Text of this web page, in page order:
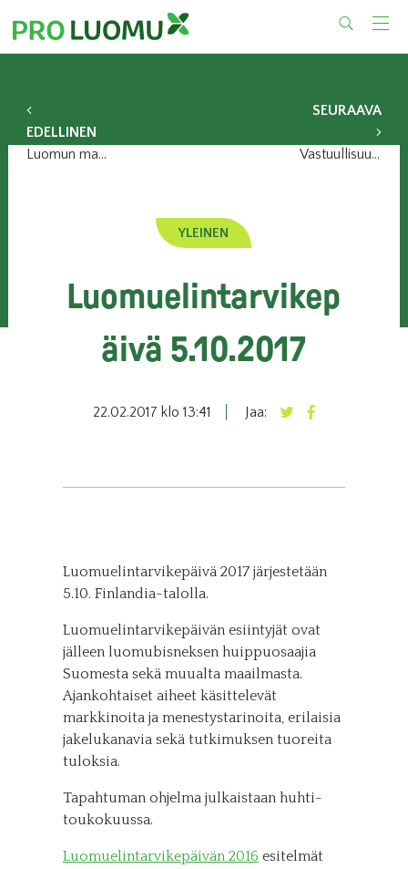
content
EDELLINEN
Luomun maailmanmarkkinat kovassa kasvussa
SEURAAVA
Vastuullisuus vetää luomua ammattikeittiöihin
YLEINEN
Luomuelintarvikep
äivä 5.10.2017
22.02.2017 klo 13:41 Jaa:
Luomuelintarvikepäivä 2017 järjestetään
5.10. Finlandia-talolla.
Luomuelintarvikepäivän esiintyjät ovat
jälleen luomubisneksen huippuosaajia
Suomesta sekä muualta maailmasta.
Ajankohtaiset aiheet käsittelevät
markkinoita ja menestystarinoita, erilaisia
jakelukanavia sekä tutkimuksen tuoreita
tuloksia.
Tapahtuman ohjelma julkaistaan huhti-
toukokuussa.
Luomuelintarvikepäivän 2016 esitelmät